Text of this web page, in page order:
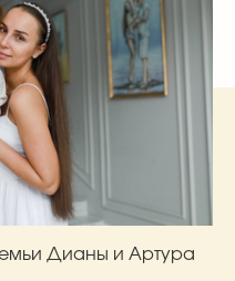
Дианы и Артура